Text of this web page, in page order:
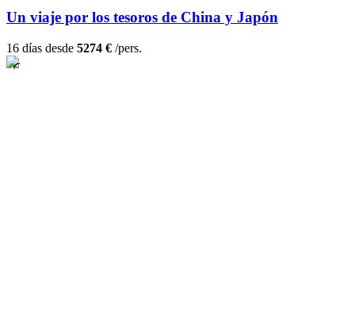
Un viaje por los tesoros de China y Japón
16 días desde 5274 € /pers.